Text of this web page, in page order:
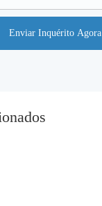
Enviar Inquérito Agora